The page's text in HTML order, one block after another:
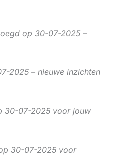
op 30-07-2025 –
2025 – nieuwe inzichten
30-07-2025 voor jouw
30-07-2025 voor